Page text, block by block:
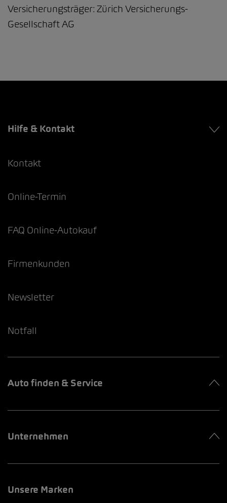
Versicherungsträger: Zürich Versicherungs-
Gesellschaft AG
Hilfe & Kontakt
Kontakt
Online-Termin
FAQ Online-Autokauf
Firmenkunden
Newsletter
Notfall
Auto finden & Service
Unternehmen
Unsere Marken